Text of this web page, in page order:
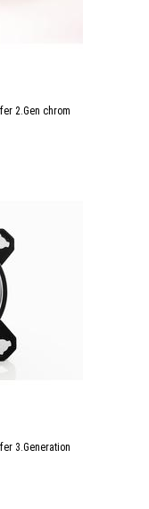
2.Gen chrom
3.Generation